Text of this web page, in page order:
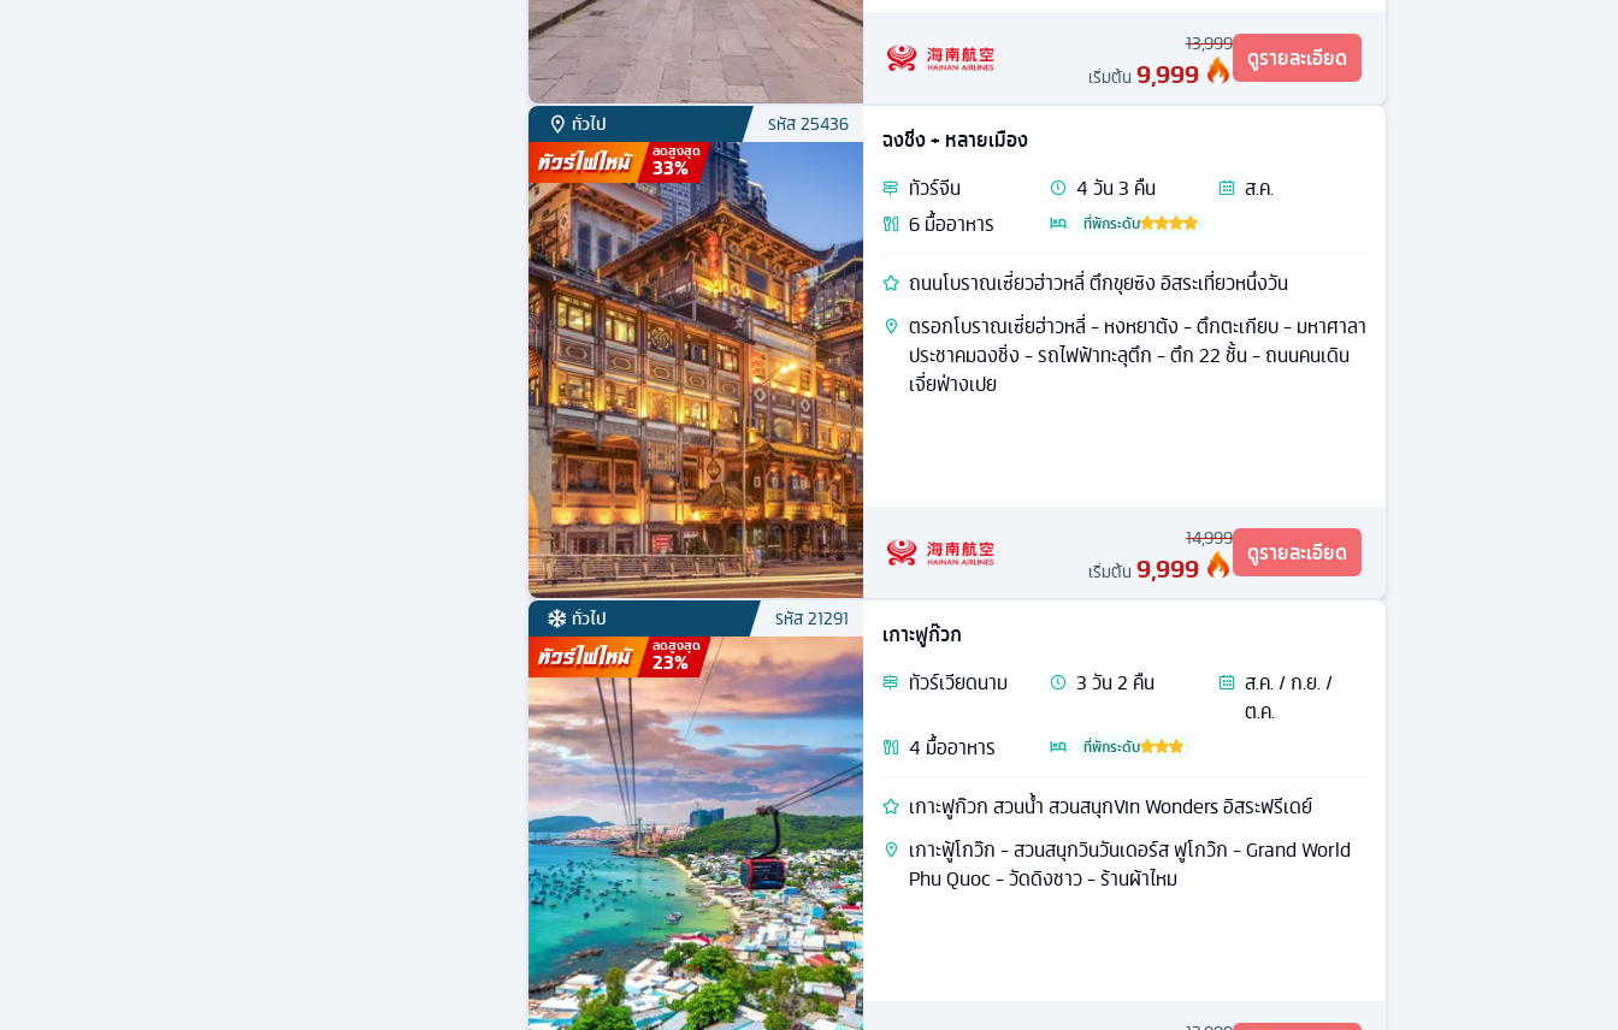
13,999
เริ่มต้น 9,999 ดูรายละเอียด
ทั่วไป รหัส25436
ลดสูงสุด
33%
ฉงชิ่ง + หลายเมือง
ทัวร์จีน 4วัน3 คืน
ส.ค.
6มื้ออาหาร ที่พักระดับ
ถนนโบราณเซี่ยวฮ่าวหลี่ ตึกขุยซิง อิสระเที่ยวหนึ่งวัน
ตรอกโบราณเซี่ยฮ่าวหลี่ - หงหยาต้ง - ตึกตะเกียบ - มหาศาลา
ประชาคมฉงชิ่ง - รถไฟฟ้าทะลุตึก - ตึก 22 ชั้น - ถนนคนเดิน
เจี่ยฟ่างเปย
14,999
เริ่มต้น 9,999 ดูรายละเอียด
ทั่วไป รหัส21291
ลดสูงสุด
23%
เกาะฟูก๊วก
ทัวร์เวียดนาม 3วัน2 คืน
ส.ค. / ก.ย. /
ต.ค.
4 มื้ออาหาร ที่พักระดับ
เกาะฟูก๊วก สวนน้ำ สวนสนุกVin Wonders อิสระฟรีเดย์
เกาะฟู้โกว๊ก - สวนสนุกวินวันเดอร์ส ฟูโกว๊ก - Grand World
Phu Quoc - วัดดิงชาว - ร้านผ้าไหม